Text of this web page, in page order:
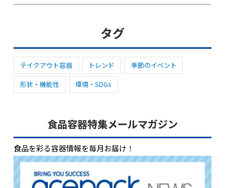
タグ
テイクアウト容器 トレンド
季節のイベント
形状・機能性
環境・SDGs
食品容器特集メールマガジン
食品を彩る容器情報を毎月お届け！